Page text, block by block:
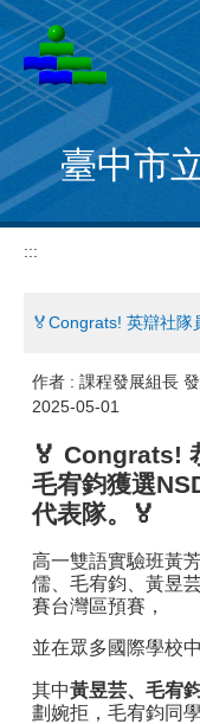
跳
到
主
要
內
容
區
臺中市
:::
🏅Congrats! 英辯社隊
作者 : 課程發展組長
2025-05-01
🏅 Congrats!
毛宥鈞獲選
代表隊。🏅
高一雙語實驗班黃
儒、毛宥鈞、黃昱
賽台灣區預賽，
並在眾多國際學校
其中黃昱芸、毛宥
劃婉拒，毛宥鈞同